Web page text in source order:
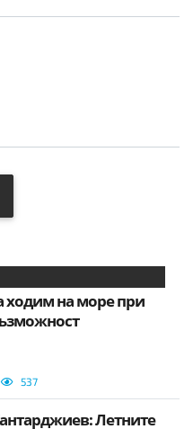
ходим на море при
537
Летните